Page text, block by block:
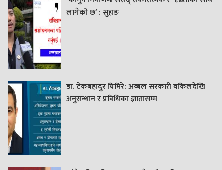
लागेको छ’ : सुहाङ
डा. टेकबहादुर घिमिरे: अब्बल सरकारी वकिलदेखि
अनुसन्धान र प्रविधिका ज्ञातासम्म